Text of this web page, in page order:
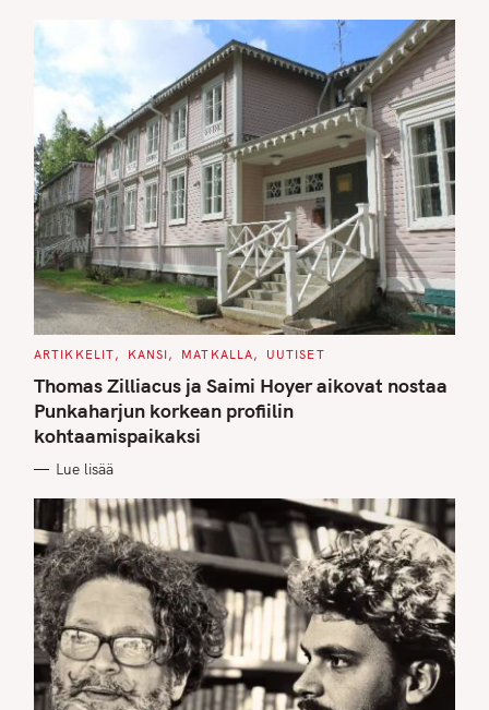
C
T
E
G
O
R
I
S
ARTIKKELIT KANSI MATKALLA UUTISET
Thomas Zilliacus ja Saimi Hoyer aikovat nostaa
Punkaharjun korkean profiilin
kohtaamispaikaksi
Lue lisää